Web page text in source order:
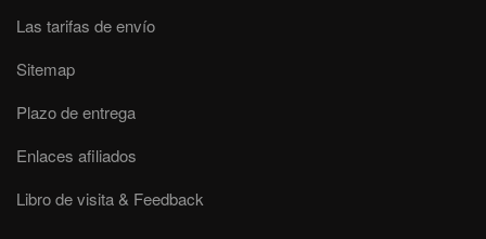
Las tarifas de envío
Sitemap
Plazo de entrega
Enlaces afiliados
Libro de visita & Feedback